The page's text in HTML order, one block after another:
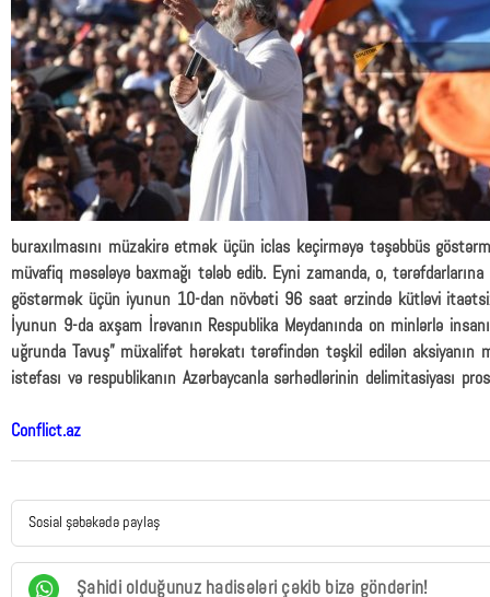
buraxılmasını müzakirə etmək üçün iclas keçirməyə təşəbbüs
müvafiq məsələyə baxmağı tələb edib. Eyni zamanda, o,
göstərmək üçün iyunun 10-dan növbəti 96 saat ərzində kütləvi
İyunun 9-da axşam İrəvanın Respublika Meydanında on minlərlə
uğrunda Tavuş” müxalifət hərəkatı tərəfindən təşkil edilən aksiyanın
istefası və respublikanın Azərbaycanla sərhədlərinin delimitasiyası
Conflict.az
Sosial şəbəkədə paylaş
Şahidi olduğunuz hadisələri çəkib bizə göndərin!